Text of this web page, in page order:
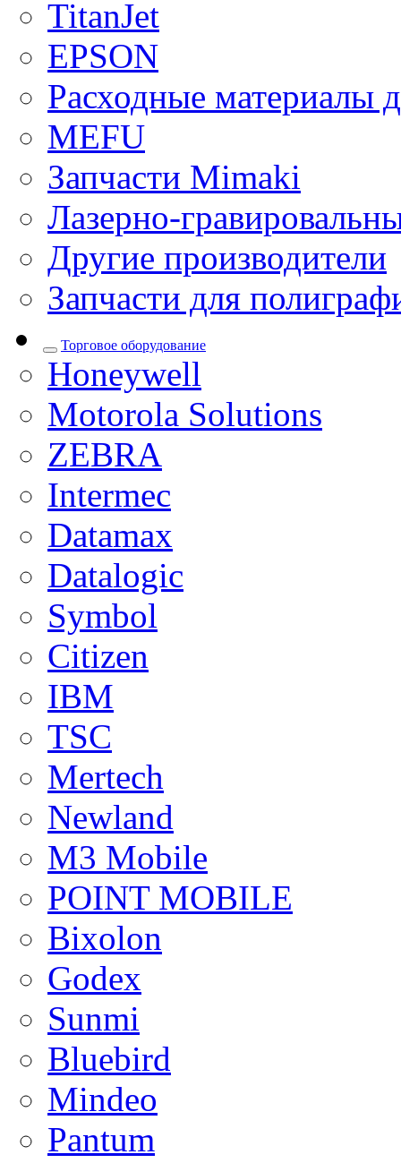
TitanJet
EPSON
Расходные материалы
MEFU
Запчасти Mimaki
Лазерно-
Другие производители
Запчасти для
Торговое оборудование
Honeywell
Motorola Solutions
ZEBRA
Intermec
Datamax
Datalogic
Symbol
Citizen
IBM
TSC
Mertech
Newland
M3 Mobile
POINT MOBILE
Bixolon
Godex
Sunmi
Bluebird
Mindeo
Pantum